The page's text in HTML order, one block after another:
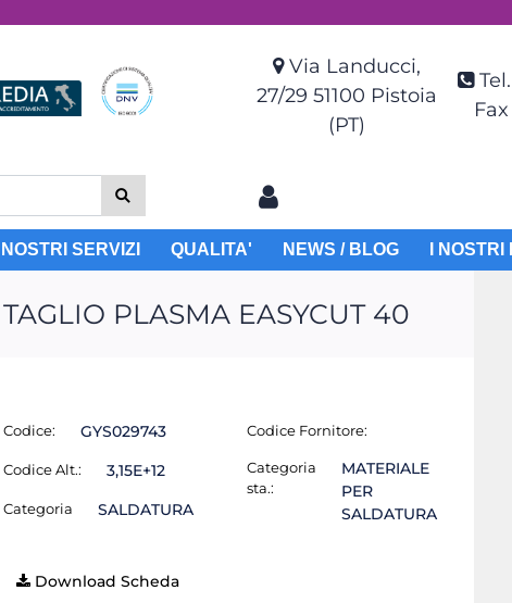
Via Landucci,
27/29 51100 Pistoia
(PT)
Fax
I NOSTRI SERVIZI QUALITA' NEWS / BLOG I
TAGLIO PLASMA EASYCUT 40
Codice: GYS029743
Codice Alt.: 3,15E+12
Categoria SALDATURA
Codice Fornitore:
Categoria
sta.:
MATERIALE
PER
SALDATURA
Download Scheda